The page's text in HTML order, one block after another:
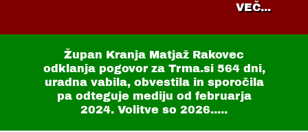
VEČ...
Župan Kranja Matjaž Rakovec
odklanja pogovor za Trma.si 564 dni,
uradna vabila, obvestila in sporočila
pa odteguje mediju od februarja
2024. Volitve so 2026.....